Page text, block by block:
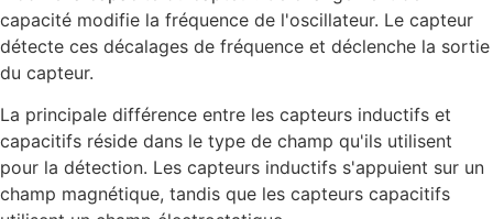
capacité modifie la fréquence de l'oscillateur. Le capteur
détecte ces décalages de fréquence et déclenche la sortie
du capteur.
La principale différence entre les capteurs inductifs et
capacitifs réside dans le type de champ qu'ils utilisent
pour la détection. Les capteurs inductifs s'appuient sur un
champ magnétique, tandis que les capteurs capacitifs